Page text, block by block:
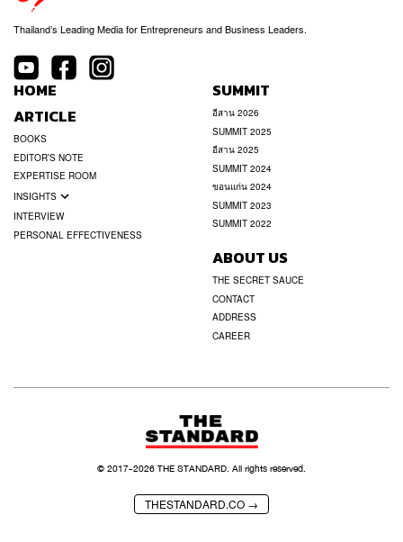
Thailand’s Leading Media for Entrepreneurs and Business Leaders.
HOME
ARTICLE
BOOKS
EDITOR’S NOTE
EXPERTISE ROOM
INSIGHTS
INTERVIEW
PERSONAL EFFECTIVENESS
SUMMIT
อีสาน 2026
SUMMIT 2025
อีสาน 2025
SUMMIT 2024
ขอนแก่น 2024
SUMMIT 2023
SUMMIT 2022
ABOUT US
THE SECRET SAUCE
CONTACT
ADDRESS
CAREER
THESTANDARD.CO →
© 2017-2026THE STANDARD. All rights reserved.